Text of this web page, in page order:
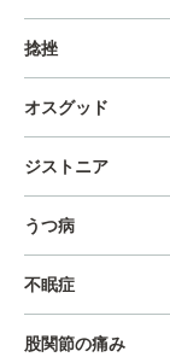
捻挫
オスグッド
ジストニア
うつ病
不眠症
股関節の痛み